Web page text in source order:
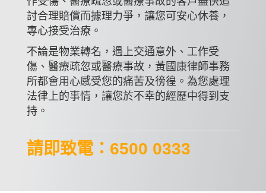
討合理賠償而據理力爭，讓您可安心休養，
專心接受治療。
不論是物業轉名，遇上交通意外、工作受
傷、醫療疏忽或醫療事故，黃國康律師事務
所都會用心感受您的痛苦及徬徨。為您處理
法律上的事情，讓您於不幸的經歷中得到支
持。
請即致電：6500 0333